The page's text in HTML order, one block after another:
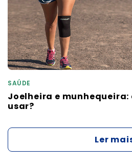
SAÚDE
Joelheira e
usar?
Ler